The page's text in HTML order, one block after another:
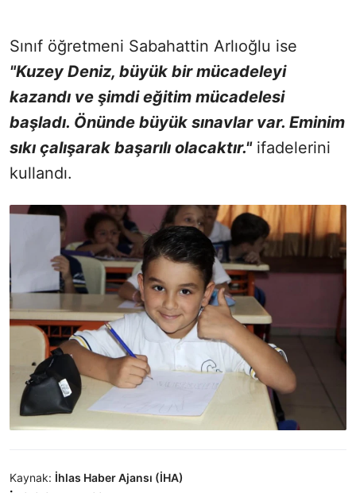
Sınıf öğretmeni Sabahattin Arlıoğlu ise
"Kuzey Deniz, büyük bir mücadeleyi
kazandı ve şimdi eğitim mücadelesi
başladı. Önünde büyük sınavlar var. Eminim
sıkı çalışarak başarılı olacaktır."ifadelerini
kullandı.
Kaynak: İhlas Haber Ajansı (İHA)